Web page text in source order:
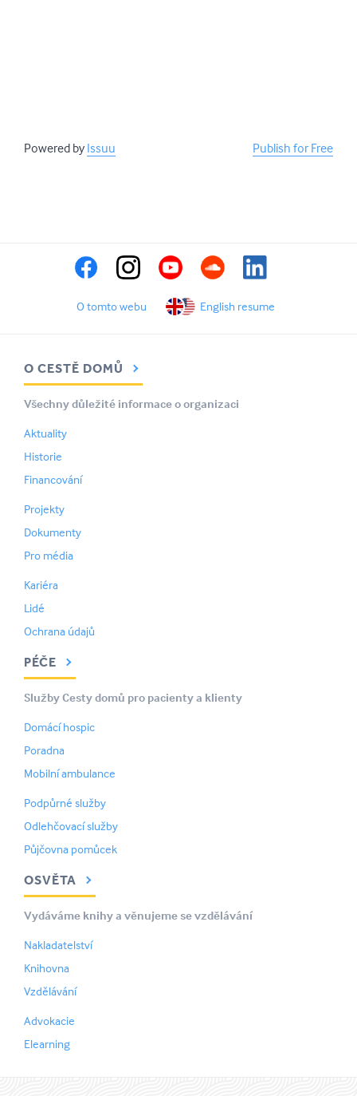
Powered by Issuu Publish for Free
O tomto webu English resume
O CESTĚ DOMŮ
Všechny důležité informace o organizaci
Aktuality
Historie
Financování
Projekty
Dokumenty
Pro média
Kariéra
Lidé
Ochrana údajů
PÉČE
Služby Cesty domů pro pacienty a klienty
Domácí hospic
Poradna
Mobilní ambulance
Podpůrné služby
Odlehčovací služby
Půjčovna pomůcek
OSVĚTA
Vydáváme knihy a věnujeme se vzdělávání
Nakladatelství
Knihovna
Vzdělávání
Advokacie
Elearning